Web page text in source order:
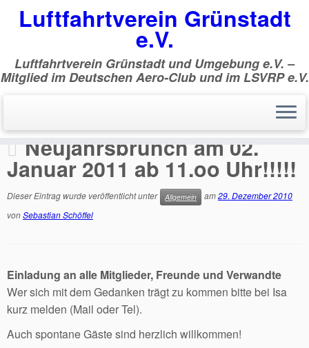
Zum
Inhalt
Luftfahrtverein Grünstadt
e.V.
Luftfahrtverein Grünstadt und Umgebung e.V. –
Mitglied im Deutschen Aero-Club und im LSVRP e.V.
Neujahrsbrunch am 02.
Januar 2011 ab 11.oo Uhr!!!!!
Dieser Eintrag wurde veröffentlicht unter Allgemein am29. Dezember 2010
vonSebastian Schöffel
Einladung an alle Mitglieder, Freunde und Verwandte
Wer sich mit dem Gedanken trägt zu kommen bitte bei Isa
kurz melden (Mail oder Tel).
Auch spontane Gäste sind herzlich willkommen!